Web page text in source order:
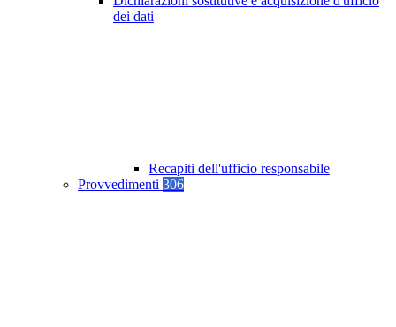
dei dati
Recapiti dell'ufficio responsabile
Provvedimenti 306